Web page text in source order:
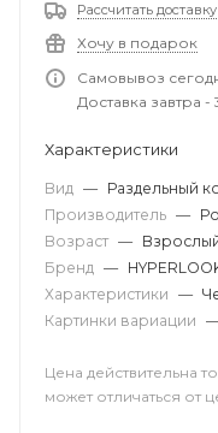
Рассчитать доставку
Хочу в подарок
Самовывоз
Доставка завтра -
Характеристики
Вид — Раздельный
Производитель —
Возраст —
Бренд —
Характеристики —
Картинки вариации
Цена действительна
может отличаться от